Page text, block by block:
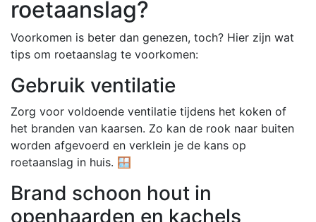
roetaanslag?
Voorkomen is beter dan genezen, toch? Hier zijn wat
tips om roetaanslag te voorkomen:
Gebruik ventilatie
Zorg voor voldoende ventilatie tijdens het koken of
het branden van kaarsen. Zo kan de rook naar buiten
worden afgevoerd en verklein je de kans op
roetaanslag in huis. 🪟
Brand schoon hout in
openhaarden en kachels